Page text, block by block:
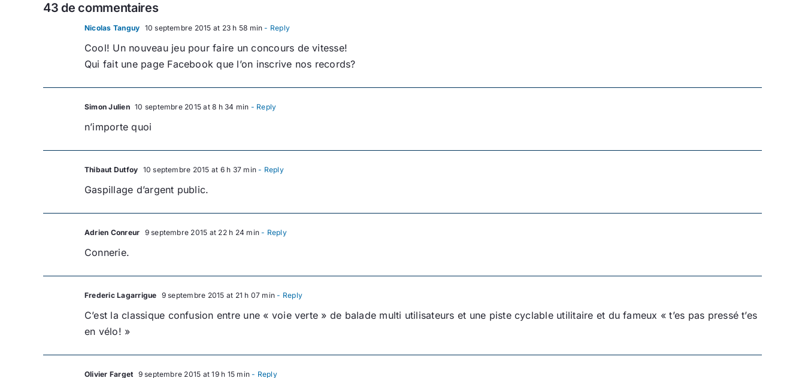
43 de commentaires
Nicolas Tanguy 10 septembre 2015 at 23 h 58 min - Reply
Cool! Un nouveau jeu pour faire un concours de vitesse!
Qui fait une page Facebook que l’on inscrive nos records?
Simon Julien 10 septembre 2015 at 8 h 34 min - Reply
n’importe quoi
Thibaut Dutfoy 10 septembre 2015 at 6 h 37 min - Reply
Gaspillage d’argent public.
Adrien Conreur 9 septembre 2015 at 22 h 24 min - Reply
Connerie.
Frederic Lagarrigue 9 septembre 2015 at 21 h 07 min - Reply
C’est la classique confusion entre une « voie verte » de balade multi utilisateurs et une piste cyclable utilitaire et du fameux « t’es pas pressé t’es
en vélo! »
Olivier Farget 9 septembre 2015 at 19 h 15 min - Reply